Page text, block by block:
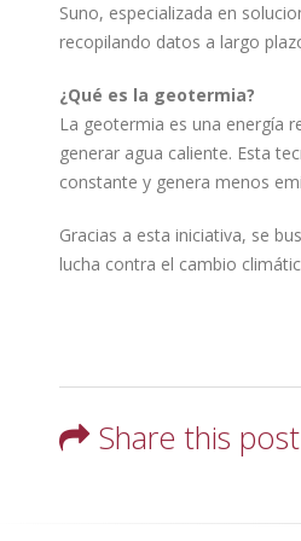
Suno, especializada en
recopilando datos a largo
¿Qué es la geotermia?
La geotermia es una energía
generar agua caliente. Esta
constante y genera menos
Gracias a esta iniciativa, se
lucha contra el cambio
Share this post